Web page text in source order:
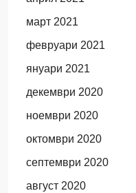
март 2021
февруари 2021
януари 2021
декември 2020
ноември 2020
октомври 2020
септември 2020
август 2020